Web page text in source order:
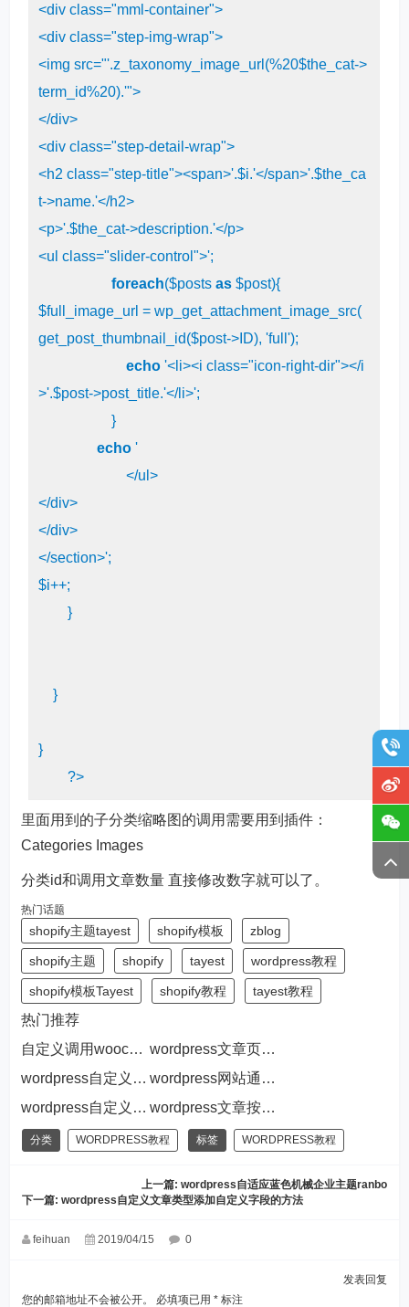
<div class="mml-container">
<div class="step-img-wrap">
<img src="'.z_taxonomy_image_url(%20$the_cat->
term_id%20).'">
</div>
<div class="step-detail-wrap">
<h2 class="step-title"><span>'.$i.'</span>'.$the_ca
t->name.'</h2>
<p>'.$the_cat->description.'</p>
<ul class="slider-control">';
foreach($posts as $post){
$full_image_url = wp_get_attachment_image_src(
get_post_thumbnail_id($post->ID), 'full');
echo '<li><i class="icon-right-dir"></i
>'.$post->post_title.'</li>';
                    }
echo '
                        </ul>
</div>
</div>
</section>';
$i++;
        }
    }
}
?>
里面用到的子分类缩略图的调用需要用到插件：
Categories Images
分类id和调用文章数量 直接修改数字就可以了。
热门话题
shopify主题tayest shopify模板 zblog
shopify主题 shopify tayest wordpress教程
shopify模板Tayest shopify教程 tayest教程
热门推荐
自定义调用woocommerce产品分类列表的方法
wordpress文章页调用不同模板的方法
wordpress自定义菜单添加class的方法
wordpress网站通过页面ID获取标题和链接的方法
wordpress自定义文章类型置顶文章显示
wordpress文章按浏览量排序的方法
分类 WORDPRESS教程 标签 WORDPRESS教程
上一篇:wordpress自适应蓝色机械企业主题ranbo
下一篇: wordpress自定义文章类型添加自定义字段的方法
feihuan 2019/04/15 0
发表回复
您的邮箱地址不会被公开。
必填项已用 *标注